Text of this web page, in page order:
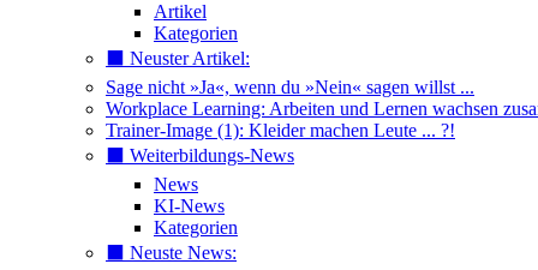
Artikel
Kategorien
⬛️ Neuster Artikel:
Sage nicht »Ja«, wenn du »Nein« sagen willst ...
Workplace Learning: Arbeiten und Lernen wachsen
Trainer-Image (1): Kleider machen Leute ... ?!
⬛️ Weiterbildungs-News
News
KI-News
Kategorien
⬛️ Neuste News: